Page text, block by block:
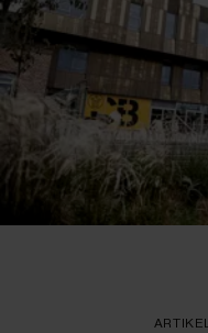
ARTIKEL